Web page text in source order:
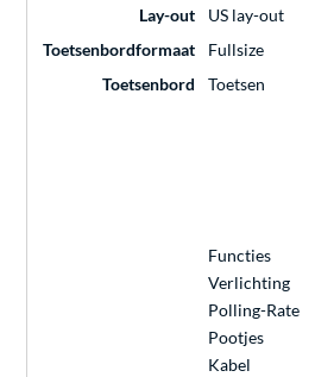
Lay-out
US lay-out
Toetsenbordformaat
Fullsize
Toetsenbord
Toetsen
Functies
Verlichting
Polling-Rate
Pootjes
Kabel